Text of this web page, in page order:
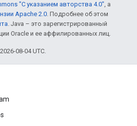
"С указанием авторства 4.0", а
Apache 2.0. Подробнее об этом
. Java – это зарегистрированный
Oracle и ее аффилированных лиц.
08-04 UTC.